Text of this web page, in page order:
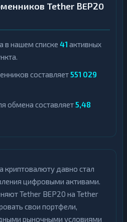
Tether BEP20
в нашем списке 41 активных
составляет551 029
обмена составляет5,48
криптовалюту давно стал
цифровыми активами.
Tether BEP20 на Tether
свои портфели,
рыночными условиями